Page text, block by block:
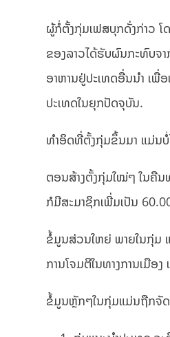
ຜູ້ກໍ່ຕັ້ງກຸ່ມເຟສບຸກດັ່ງກ່າວ ໂ
ຂອງລາວໄດ້ຮັບຜົນກະທົບຈ
ອາຫານຢູ່ປະເທດອື່ນນຳ ເພື່
ປະເທດໃນຍຸກປັດຈຸບັນ.
ທຳອິດທີ່ຕັ້ງກຸ່ມຂຶ້ນມາ ແມ່ນບໍ່
ຕອນສ້າງຕັ້ງກຸ່ມໃໝ່ໆ ໃນຄືນ
ກໍມີສະມາຊິກເພີ່ມເປັນ
ຂໍ້ມູນສ່ວນໃຫຍ່ ພາຍໃນກຸ່ມ
ການໂຈມຕີໃນທາງການເມືອ
ຂໍ້ມູນຫຼັກໆໃນກຸ່ມແມ່ນຖືກຈັດ